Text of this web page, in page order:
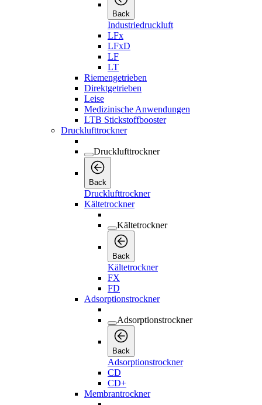
Back
Industriedruckluft
LFx
LFxD
LF
LT
Riemengetrieben
Direktgetrieben
Leise
Medizinische Anwendungen
LTB Stickstoffbooster
Drucklufttrockner
Drucklufttrockner
Back
Drucklufttrockner
Kältetrockner
Kältetrockner
Back
Kältetrockner
FX
FD
Adsorptionstrockner
Adsorptionstrockner
Back
Adsorptionstrockner
CD
CD+
Membrantrockner